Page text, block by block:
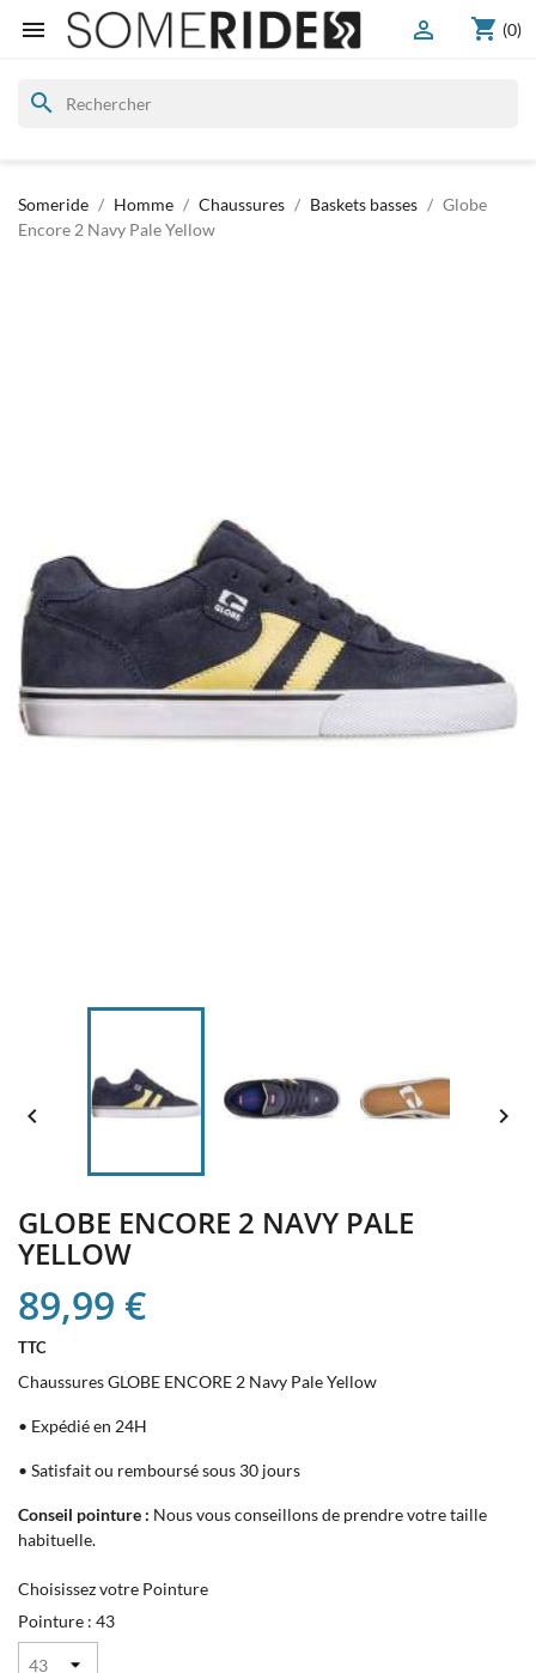
 shopping_cart (0)

search
Someride Homme Chaussures Baskets basses
Globe
Encore 2 Navy Pale Yellow
 
GLOBE ENCORE 2 NAVY PALE
YELLOW
89,99 €
TTC
Chaussures GLOBE ENCORE 2 Navy Pale Yellow
• Expédié en 24H
• Satisfait ou remboursé sous 30 jours
Conseil pointure : Nous vous conseillons de prendre votre taille
habituelle.
Choisissez votre Pointure
Pointure : 43